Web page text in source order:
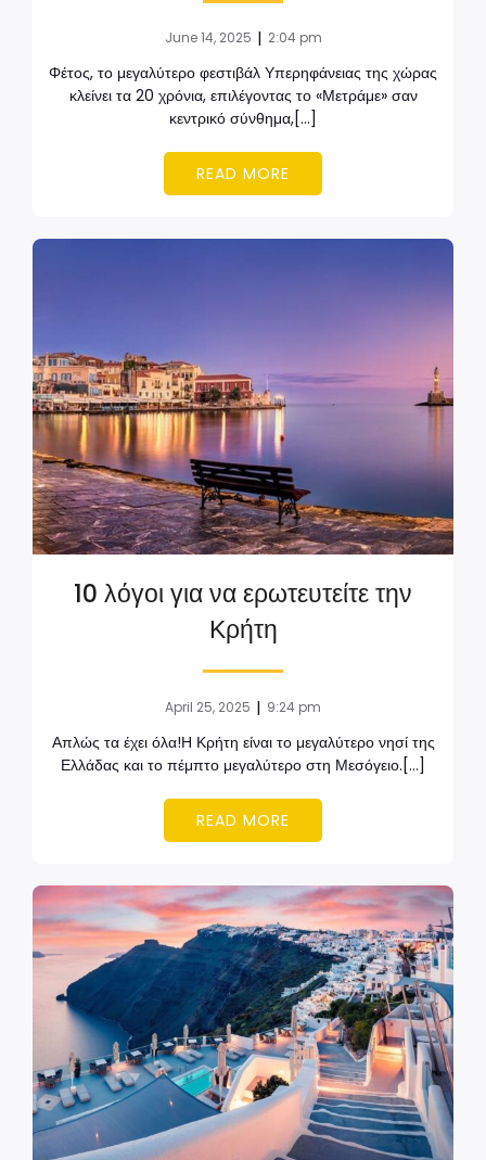
June 14, 2025 | 2:04 pm
Φέτος, το μεγαλύτερο φεστιβάλ Υπερηφάνειας της χώρας
κλείνει τα 20 χρόνια, επιλέγοντας το «Μετράμε» σαν
κεντρικό σύνθημα,[…]
READ MORE
10 λόγοι για να ερωτευτείτε την
Κρήτη
April 25, 2025 | 9:24 pm
Απλώς τα έχει όλα!Η Κρήτη είναι το μεγαλύτερο νησί της
Ελλάδας και το πέμπτο μεγαλύτερο στη Μεσόγειο.[…]
READ MORE